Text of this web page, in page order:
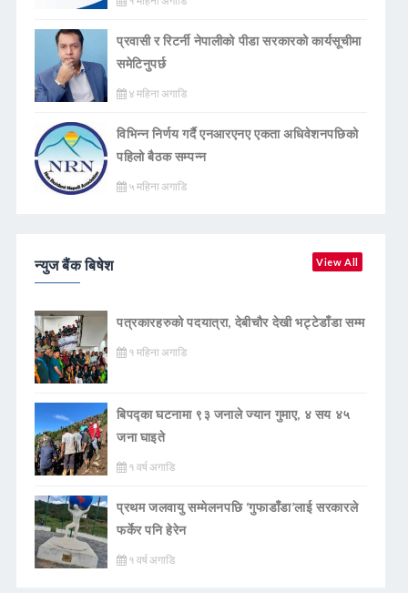
प्रवासी र रिटर्नी नेपालीको पीडा सरकारको कार्यसूचीमा
समेटिनुपर्छ
४ महिना अगाडि
विभिन्न निर्णय गर्दै एनआरएनए एकता अधिवेशनपछिको
पहिलो बैठक सम्पन्न
५ महिना अगाडि
न्युज बैंक बिषेश View All
पत्रकारहरुको पदयात्रा, देबीचौर देखी भट्टेडाँडा सम्म
१ महिना अगाडि
बिपद्का घटनामा ९३ जनाले ज्यान गुमाए, ४ सय ४५
जना घाइते
१ वर्ष अगाडि
प्रथम जलवायु सम्मेलनपछि ‘गुफाडाँडा’लाई सरकारले
फर्केर पनि हेरेन
१ वर्ष अगाडि